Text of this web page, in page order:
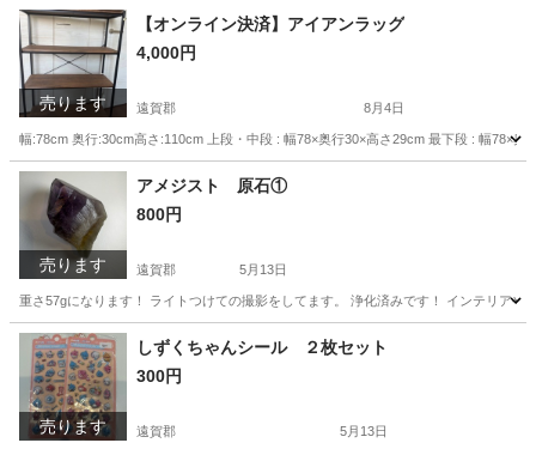
福岡 遠賀郡 その他 日本
売ります
【オンライン決済】アイアンラッグ
4,000円
遠賀郡 8月4日
幅:78cm 奥行:30cm高さ:110cm 上段・中段 : 幅78×奥行30×高さ29cm 最下段 : 幅78×奥
福岡 遠賀郡 収納家具
売ります
アメジスト 原石①
800円
遠賀郡 5月13日
重さ57gになります！ ライトつけての撮影をしてます。 浄化済みです！ インテリア
福岡 遠賀郡 その他 アメジスト
売ります
しずくちゃんシール ２枚セット
300円
遠賀郡 5月13日